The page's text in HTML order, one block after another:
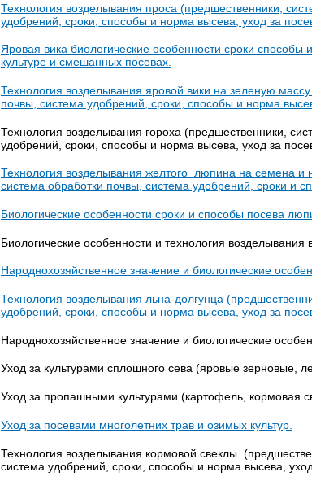
Технология возделывания проса (предшественники,
удобрений, сроки, способы и норма высева, уход за
Яровая вика биологические особенности сроки
культуре и смешанных посевах.
Технология возделывания яровой вики на зеленую
почвы, система удобрений, сроки, способы и норма
Технология возделывания гороха (предшественники,
удобрений, сроки, способы и норма высева, уход за
Технология возделывания желтого люпина на семена и
система обработки почвы, система удобрений, сроки и
Биологические особенности сроки и способы посева
Биологические особенности и технология возделывания
Народнохозяйственное значение и биологические
Технология возделывания льна-долгунца
удобрений, сроки, способы и норма высева, уход за
Народнохозяйственное значение и биологические
Уход за культурами сплошного сева (яровые зерновые,
Уход за пропашными культурами (картофель, кормовая
Уход за посевами многолетних трав и озимых культур.
Технология возделывания кормовой свеклы
система удобрений, сроки, способы и норма высева,